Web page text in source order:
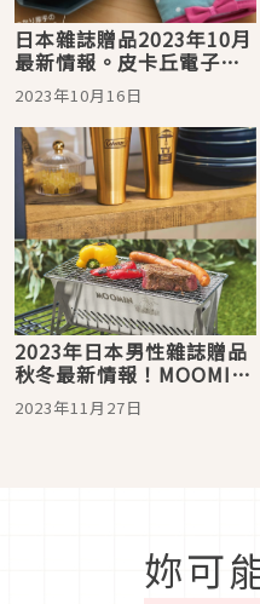
日本雜誌贈品2023年10月
最新情報。皮卡丘電子手
寫板＆米飛兔廚房小物組
都太值得收啦！
2023年10月16日
2023年日本男性雜誌贈品
秋冬最新情報！MOOMIN
烤肉架和保暖毯都是露營
好物
2023年11月27日
妳可